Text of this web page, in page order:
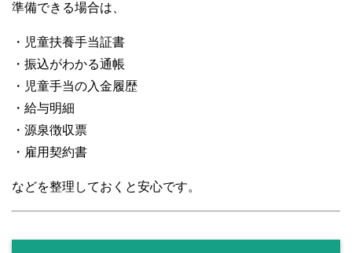
準備できる場合は、
・児童扶養手当証書
・振込がわかる通帳
・児童手当の入金履歴
・給与明細
・源泉徴収票
・雇用契約書
などを整理しておくと安心です。